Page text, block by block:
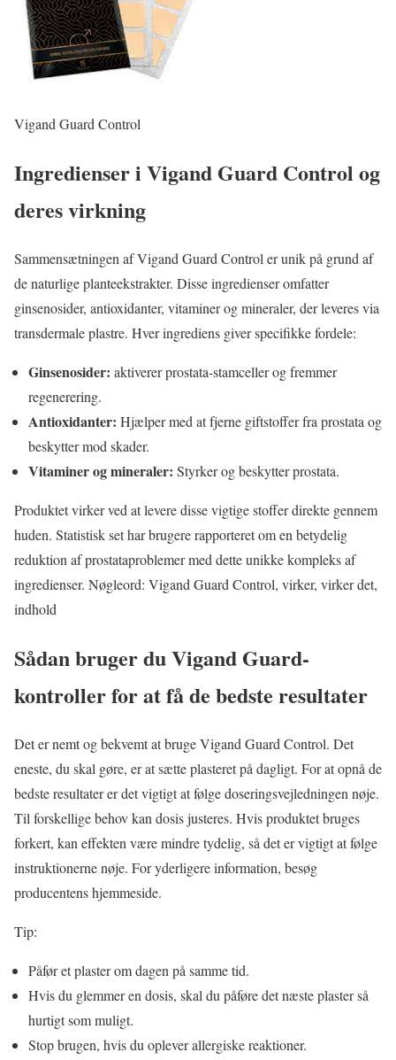
Vigand Guard Control
Ingredienser i Vigand Guard Control og
deres virkning
Sammensætningen af Vigand Guard Control er unik på grund af
de naturlige planteekstrakter. Disse ingredienser omfatter
ginsenosider, antioxidanter, vitaminer og mineraler, der leveres via
transdermale plastre. Hver ingrediens giver specifikke fordele:
Ginsenosider: aktiverer prostata-stamceller og fremmer
regenerering.
Antioxidanter: Hjælper med at fjerne giftstoffer fra prostata og
beskytter mod skader.
Vitaminer og mineraler: Styrker og beskytter prostata.
Produktet virker ved at levere disse vigtige stoffer direkte gennem
huden. Statistisk set har brugere rapporteret om en betydelig
reduktion af prostataproblemer med dette unikke kompleks af
ingredienser. Nøgleord: Vigand Guard Control, virker, virker det,
indhold
Sådan bruger du Vigand Guard-
kontroller for at få de bedste resultater
Det er nemt og bekvemt at bruge Vigand Guard Control. Det
eneste, du skal gøre, er at sætte plasteret på dagligt. For at opnå de
bedste resultater er det vigtigt at følge doseringsvejledningen nøje.
Til forskellige behov kan dosis justeres. Hvis produktet bruges
forkert, kan effekten være mindre tydelig, så det er vigtigt at følge
instruktionerne nøje. For yderligere information, besøg
producentens hjemmeside.
Tip:
Påfør et plaster om dagen på samme tid.
Hvis du glemmer en dosis, skal du påføre det næste plaster så
hurtigt som muligt.
Stop brugen, hvis du oplever allergiske reaktioner.